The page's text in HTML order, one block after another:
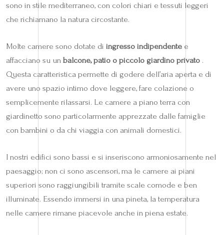
sono in stile mediterraneo, con colori chiari e tessuti leggeri
che richiamano la natura circostante.
Molte camere sono dotate di ingresso indipendente e
affacciano su un balcone, patio o piccolo giardino privato .
Questa caratteristica permette di godere dell’aria aperta e di
avere uno spazio intimo dove leggere, fare colazione o
semplicemente rilassarsi. Le camere a piano terra con
giardinetto sono particolarmente apprezzate dalle famiglie
con bambini o da chi viaggia con animali domestici.
I nostri edifici sono bassi e si inseriscono armoniosamente nel
paesaggio; non ci sono ascensori, ma le camere ai piani
superiori sono raggiungibili tramite scale comode e ben
illuminate. Essendo immersi in una pineta, la temperatura
nelle camere rimane piacevole anche in piena estate.